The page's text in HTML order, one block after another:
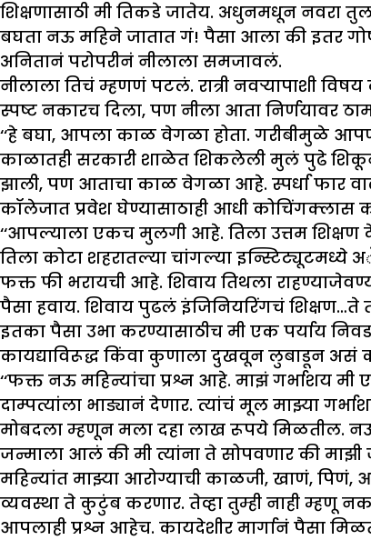
शिक्षणासाठी मी तिकडे जातेय. अधुनमधून नवरा
बघता नऊ महिने जातात गं! पैसा आला की इतर
अनितानं परोपरीनं नीलाला समजावलं.
नीलाला तिचं म्हणणं पटलं. रात्री नवऱ्यापाशी
स्पष्ट नकारच दिला, पण नीला आता निर्णयावर ठाम
‘‘हे बघा, आपला काळ वेगळा होता. गरीबीमुळे
काळातही सरकारी शाळेत शिकलेली मुलं पुढे
झाली, पण आताचा काळ वेगळा आहे. स्पर्धा फार
कॉलेजात प्रवेश घेण्यासाठाही आधी कोचिंगक्लास
‘‘आपल्याला एकच मुलगी आहे. तिला उत्तम
तिला कोटा शहरातल्या चांगल्या
फक्त फी भरायची आहे. शिवाय तिथला
पैसा हवाय. शिवाय पुढलं इंजिनियरिंगचं
इतका पैसा उभा करण्यासाठीच मी एक पर्याय
कायद्याविरूद्ध किंवा कुणाला दुखवून लुबाडून असं
‘‘फक्त नऊ महिन्यांचा प्रश्न आहे. माझं गर्भाशय मी
दाम्पत्यांला भाड्यानं देणार. त्यांचं मूल माझ्या
मोबदला म्हणून मला दहा लाख रूपये मिळतील.
जन्माला आलं की मी त्यांना ते सोपवणार की माझी
महिन्यांत माझ्या आरोग्याची काळजी, खाणं, पिणं,
व्यवस्था ते कुटुंब करणार. तेव्हा तुम्ही नाही म्हणू
आपलाही प्रश्न आहेच. कायदेशीर मार्गानं पैसा